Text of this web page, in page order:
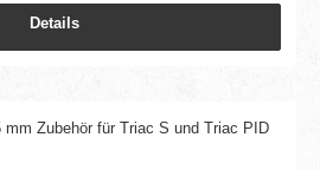
Details